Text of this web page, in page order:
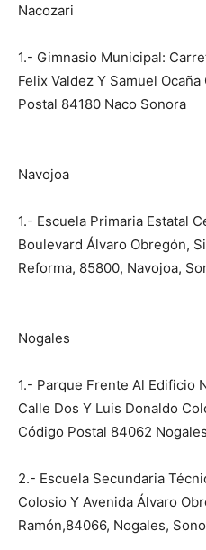
Nacozari
1.- Gimnasio Municipal:
Felix Valdez Y Samuel
Postal 84180 Naco Sonora
Navojoa
1.- Escuela Primaria Estatal
Boulevard Álvaro Obregón,
Reforma, 85800, Navojoa,
Nogales
1.- Parque Frente Al Edificio
Calle Dos Y Luis Donaldo
Código Postal 84062
2.- Escuela Secundaria
Colosio Y Avenida Álvaro
Ramón,84066, Nogales,